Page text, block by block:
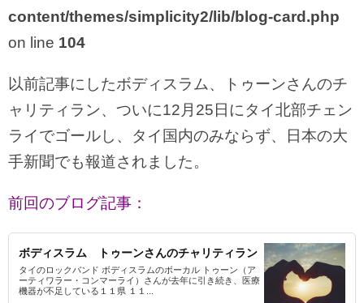
content/themes/simplicity2/lib/blog-card.php
on line 104
以前記事にしたボディスラム、トゥーンさんのチ
ャリティラン、ついに12月25日にタイ北部チェン
ライでゴールし、タイ国内のみならず、日本の大
手新聞でも報道されました。
前回のブログ記事：
ボディスラム トゥーンさんのチャリティラン
タイのロックバンド ボディスラムのボーカル トゥーン（ア
ーティワラー・コンマーライ）さんが去年に引き続き、医療
機器が不足している１１県 １１...